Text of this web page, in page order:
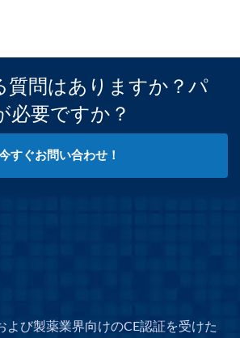
質問はありますか？パ
必要ですか？
すぐお問い合わせ！
よび製薬業界向けのCE認証を受けた